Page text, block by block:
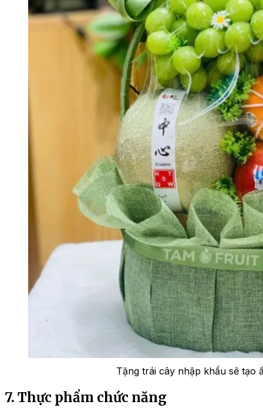
Tặng trái cây nhập khẩu sẽ tạo
7. Thực phẩm chức năng